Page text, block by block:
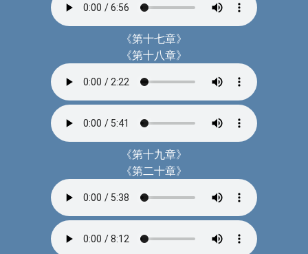
《第十七章》
《第十八章》
《第十九章》
《第二十章》